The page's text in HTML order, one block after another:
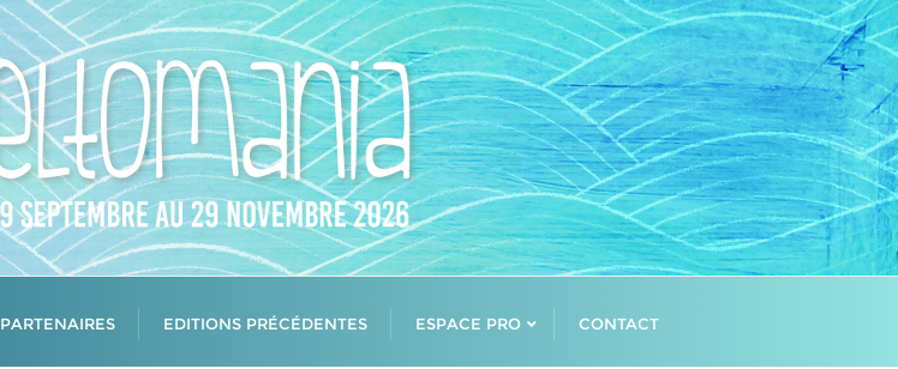
PARTENAIRES EDITIONS PRÉCÉDENTES ESPACE PRO CONTACT